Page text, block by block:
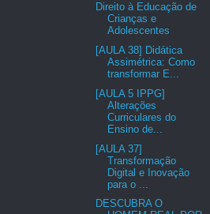
Direito à Educação de
Crianças e
Adolescentes
[AULA 38] Didática
Assimétrica: Como
transformar E...
[AULA 5 IPPG]
Alterações
Curriculares do
Ensino de...
[AULA 37]
Transformação
Digital e Inovação
para o ...
DESCUBRA O